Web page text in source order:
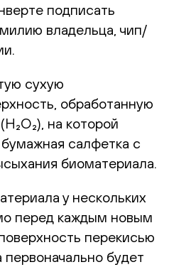
подписать
владельца, чип/
сухую
обработанную
на которой
салфетка с
биоматериала.
у нескольких
перед каждым новым
перекисью
первоначально будет